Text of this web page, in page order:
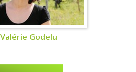
Valérie Godelu